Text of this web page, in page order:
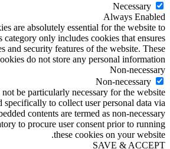
Necessary
Always Enabled
are absolutely essential for the website to
only includes cookies that ensures
and security features of the website. These
do not store any personal information.
Non-necessary
Non-necessary
be particularly necessary for the website
specifically to collect user personal data via
contents are termed as non-necessary
to procure user consent prior to running
these cookies on your website.
SAVE & ACCEPT